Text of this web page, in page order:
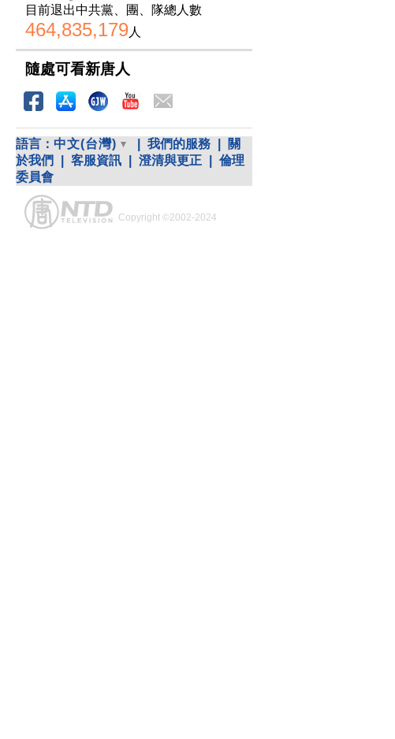
目前退出中共黨、團、隊總人數
464,835,179人
隨處可看新唐人
語言： 中文(台灣) 我們的服務
關
於我們
客服資訊 澄清與更正
倫理
委員會
Copyright ©2002-2024